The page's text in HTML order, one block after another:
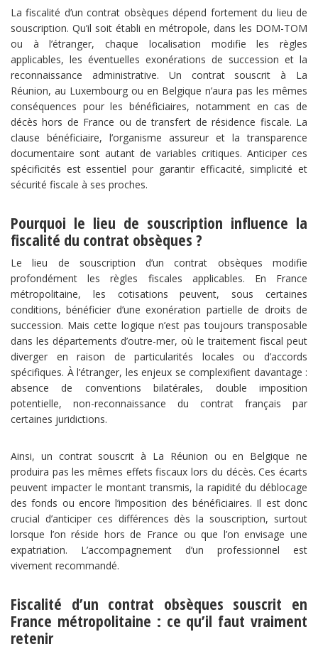
La fiscalité d’un contrat obsèques dépend fortement du lieu de
souscription. Qu’il soit établi en métropole, dans les DOM-TOM
ou à l’étranger, chaque localisation modifie les règles
applicables, les éventuelles exonérations de succession et la
reconnaissance administrative. Un contrat souscrit à La
Réunion, au Luxembourg ou en Belgique n’aura pas les mêmes
conséquences pour les bénéficiaires, notamment en cas de
décès hors de France ou de transfert de résidence fiscale. La
clause bénéficiaire, l’organisme assureur et la transparence
documentaire sont autant de variables critiques. Anticiper ces
spécificités est essentiel pour garantir efficacité, simplicité et
sécurité fiscale à ses proches.
Pourquoi le lieu de souscription influence la
fiscalité du contrat obsèques ?
Le lieu de souscription d’un contrat obsèques modifie
profondément les règles fiscales applicables. En France
métropolitaine, les cotisations peuvent, sous certaines
conditions, bénéficier d’une exonération partielle de droits de
succession. Mais cette logique n’est pas toujours transposable
dans les départements d’outre-mer, où le traitement fiscal peut
diverger en raison de particularités locales ou d’accords
spécifiques. À l’étranger, les enjeux se complexifient davantage :
absence de conventions bilatérales, double imposition
potentielle, non-reconnaissance du contrat français par
certaines juridictions.
Ainsi, un contrat souscrit à La Réunion ou en Belgique ne
produira pas les mêmes effets fiscaux lors du décès. Ces écarts
peuvent impacter le montant transmis, la rapidité du déblocage
des fonds ou encore l’imposition des bénéficiaires. Il est donc
crucial d’anticiper ces différences dès la souscription, surtout
lorsque l’on réside hors de France ou que l’on envisage une
expatriation. L’accompagnement d’un professionnel est
vivement recommandé.
Fiscalité d’un contrat obsèques souscrit en
France métropolitaine : ce qu’il faut vraiment
retenir